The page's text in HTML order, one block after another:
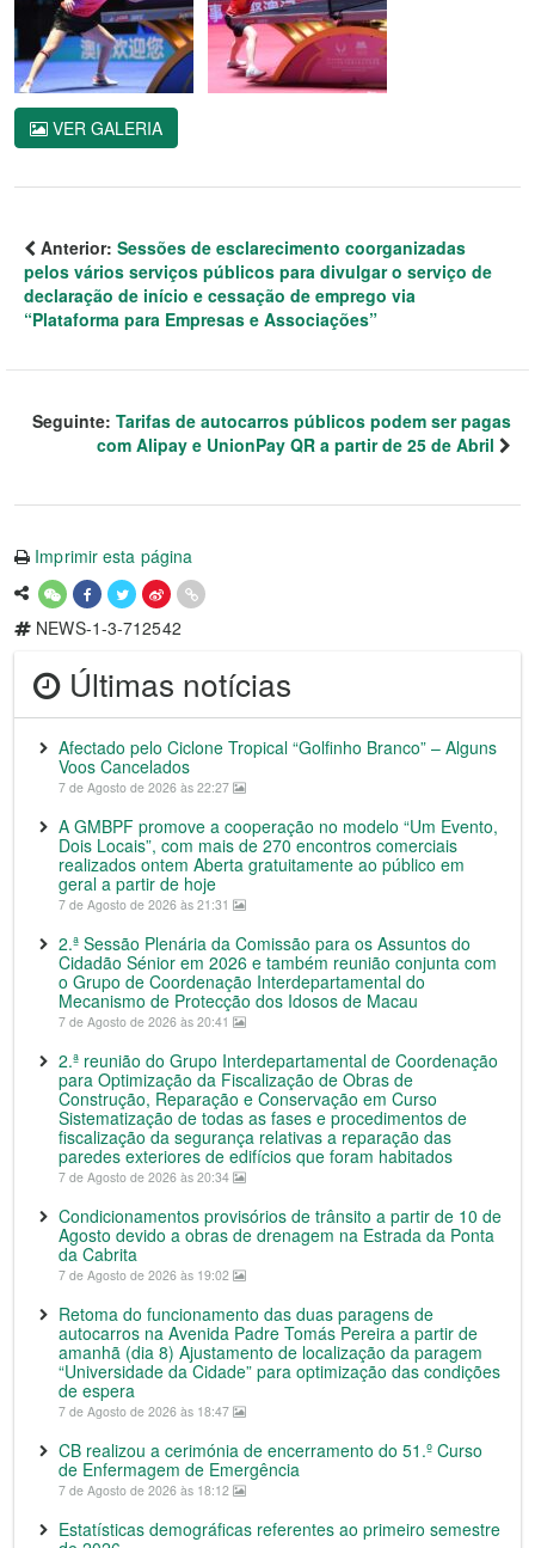
VER GALERIA
Anterior: Sessões de esclarecimento coorganizadas
pelos vários serviços públicos para divulgar o serviço de
declaração de início e cessação de emprego via
“Plataforma para Empresas e Associações”
Seguinte: Tarifas de autocarros públicos podem ser pagas
com Alipay e UnionPay QR a partir de 25 de Abril
Imprimir esta página
NEWS-1-3-712542
Últimas notícias
Afectado pelo Ciclone Tropical “Golfinho Branco” – Alguns
Voos Cancelados
7 de Agosto de 2026 às 22:27
A GMBPF promove a cooperação no modelo “Um Evento,
Dois Locais”, com mais de 270 encontros comerciais
realizados ontem Aberta gratuitamente ao público em
geral a partir de hoje
7 de Agosto de 2026 às 21:31
2.ª Sessão Plenária da Comissão para os Assuntos do
Cidadão Sénior em 2026 e também reunião conjunta com
o Grupo de Coordenação Interdepartamental do
Mecanismo de Protecção dos Idosos de Macau
7 de Agosto de 2026 às 20:41
2.ª reunião do Grupo Interdepartamental de Coordenação
para Optimização da Fiscalização de Obras de
Construção, Reparação e Conservação em Curso
Sistematização de todas as fases e procedimentos de
fiscalização da segurança relativas a reparação das
paredes exteriores de edifícios que foram habitados
7 de Agosto de 2026 às 20:34
Condicionamentos provisórios de trânsito a partir de 10 de
Agosto devido a obras de drenagem na Estrada da Ponta
da Cabrita
7 de Agosto de 2026 às 19:02
Retoma do funcionamento das duas paragens de
autocarros na Avenida Padre Tomás Pereira a partir de
amanhã (dia 8) Ajustamento de localização da paragem
“Universidade da Cidade” para optimização das condições
de espera
7 de Agosto de 2026 às 18:47
CB realizou a cerimónia de encerramento do 51.º Curso
de Enfermagem de Emergência
7 de Agosto de 2026 às 18:12
Estatísticas demográficas referentes ao primeiro semestre